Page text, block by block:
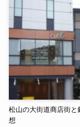
松山の大街道商店街
想